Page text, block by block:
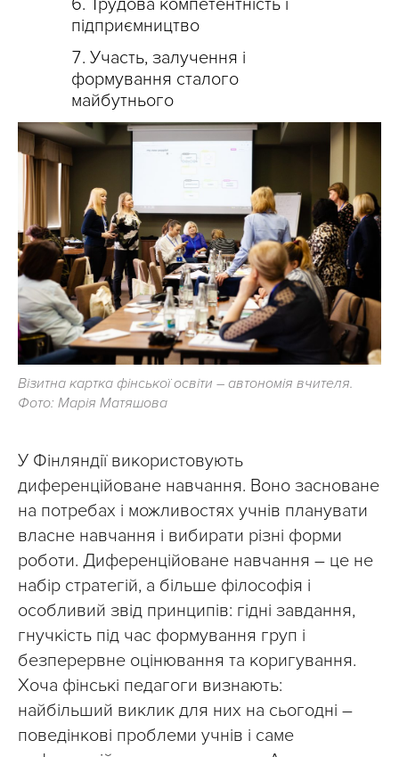
Трудова компетентність і
підприємництво
Участь, залучення і
формування сталого
майбутнього
Візитна картка фінської освіти – автономія вчителя.
Фото: Марія Матяшова
У Фінляндії використовують
диференційоване навчання. Воно засноване
на потребах і можливостях учнів планувати
власне навчання і вибирати різні форми
роботи. Диференційоване навчання – це не
набір стратегій, а більше філософія і
особливий звід принципів: гідні завдання,
гнучкість під час формування груп і
безперервне оцінювання та коригування.
Хоча фінські педагоги визнають:
найбільший виклик для них на сьогодні –
поведінкові проблеми учнів і саме